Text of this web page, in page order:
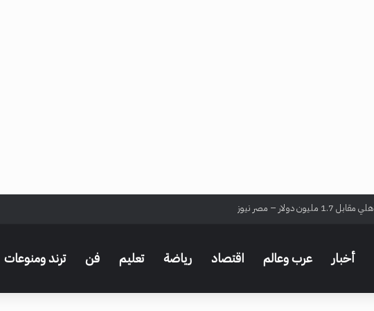
أخبار عرب وعالم اقتصاد رياضة تعليم فن ترند ومنوعات